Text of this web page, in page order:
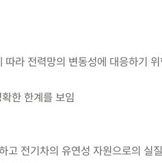
라 전력망의 변동성에 대응하기
한 한계를 보임
고 전기차의 유연성 자원으로의 실